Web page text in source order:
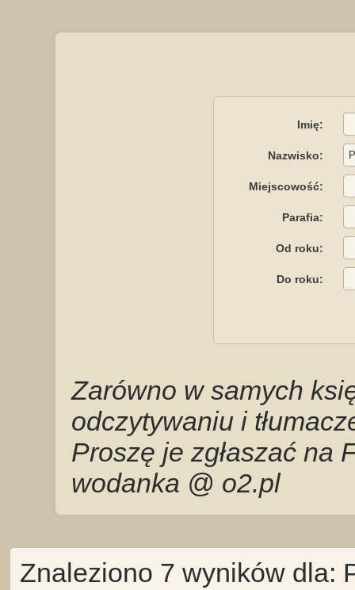
Imię:
Nazwisko:
Miejscowość:
Parafia:
Od roku:
Do roku:
Zarówno w samych
odczytywaniu i
Proszę je zgłaszać na
wodanka @ o2.pl
Znaleziono 7 wyników dla: